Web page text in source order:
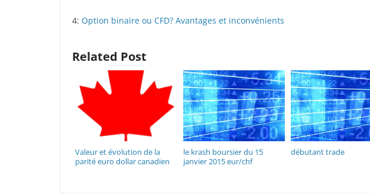
4: Option binaire ou CFD? Avantages et inconvénients
Related Post
Valeur et évolution de la
parité euro dollar canadien
le krash boursier du 15
janvier 2015 eur/chf
débutant trade